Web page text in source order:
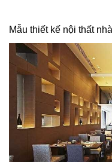
Mẫu thiết kế nội thất